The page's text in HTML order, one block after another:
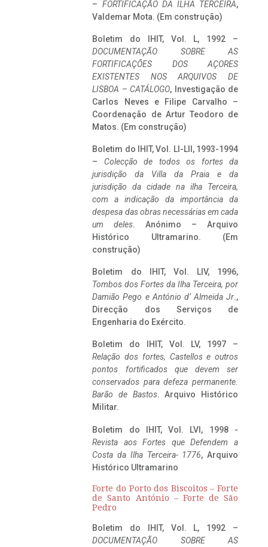
– FORTIFICAÇÃO DA ILHA TERCEIRA,
Valdemar Mota. (Em construção)
Boletim do IHIT, Vol. L, 1992 –
DOCUMENTAÇÃO SOBRE AS
FORTIFICAÇÕES DOS AÇORES
EXISTENTES NOS ARQUIVOS DE
LISBOA – CATÁLOGO, Investigação de
Carlos Neves e Filipe Carvalho –
Coordenação de Artur Teodoro de
Matos. (Em construção)
Boletim do IHIT, Vol. LI-LII, 1993-1994
– Colecção de todos os fortes da
jurisdição da Villa da Praia e da
jurisdição da cidade na ilha Terceira,
com a indicação da importância da
despesa das obras necessárias em cada
um deles. Anónimo – Arquivo
Histórico Ultramarino. (Em
construção)
Boletim do IHIT, Vol. LIV, 1996,
Tombos dos Fortes da Ilha Terceira, por
Damião Pego e António d’ Almeida Jr.,
Direcção dos Serviços de
Engenharia do Exército.
Boletim do IHIT, Vol. LV, 1997 –
Relação dos fortes, Castellos e outros
pontos fortificados que devem ser
conservados para defeza permanente.
Barão de Bastos. Arquivo Histórico
Militar.
Boletim do IHIT, Vol. LVI, 1998 -
Revista aos Fortes que Defendem a
Costa da Ilha Terceira- 1776, Arquivo
Histórico Ultramarino
Forte do Porto dos Biscoitos – Forte
de Santo António – Forte de São
Pedro
Boletim do IHIT, Vol. L, 1992 –
DOCUMENTAÇÃO SOBRE AS